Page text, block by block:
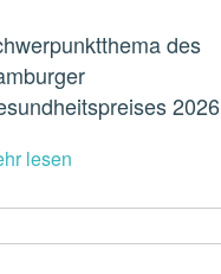
des
2026